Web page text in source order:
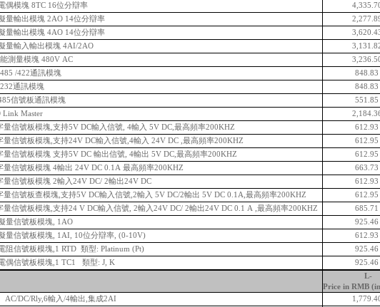
偶模塊 8TC 16位分辯率
量輸出模塊 2AO 14位分辯率
量輸出模塊 4AO 14位分辯率
量輸入輸出模塊 4AI/2AO
測量模塊 480V AC
/422通訊模塊
848.83
通訊模塊
848.83
信號板通訊模塊
551.85
Link Master
量信號板模塊,支持5V DC輸入信號, 4輸入 5V DC,最高頻率200KHZ
612.93
量信號板模塊,支持24V DC輸入信號,4輸入 24V DC ,最高頻率200KHZ
612.95
量信號板模塊 支持5V DC 輸出信號, 4輸出 5V DC,最高頻率200KHZ
612.95
量信號板模塊 4輸出 24V DC 0.1A 最高頻率200KHZ
663.73
量信號板模塊 2輸入24V DC/ 2輸出24V DC
612.93
量信號板查模塊,支持5V DC輸入信號,2輸入 5V DC/2輸出 5V DC 0.1A,最高頻率200KHZ
612.95
量信號板模塊,支持24 V DC輸入信號, 2輸入24V DC/ 2輸出24V DC 0.1 A ,最高頻率200KHZ
685.71
量信號板模塊, 1AO
925.46
量信號板模塊, 1AI, 10位分辯率, (0-10V)
612.93
阻信號板模塊,1 RTD 類型: Platinum (Pt)
925.46
偶信號板模塊,1 TC1 類型: J, K 925.46
L-
Price in RMB
AC/DC/Rly,6輸入/4輸出,集成2AI